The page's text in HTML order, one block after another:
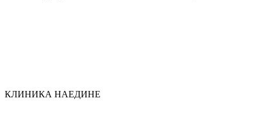
КЛИНИКА НАЕДИНЕ